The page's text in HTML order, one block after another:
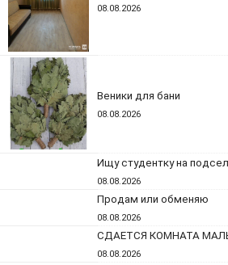
08.08.2026
Веники для бани
08.08.2026
Ищу студентку на
08.08.2026
Продам или обменяю
08.08.2026
СДАЕТСЯ КОМНАТА
08.08.2026